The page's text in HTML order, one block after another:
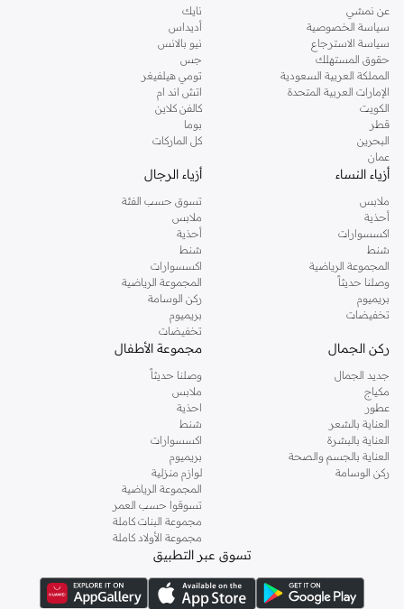
عن نمشي
سياسة الخصوصية
سياسة الاسترجاع
حقوق المستهلك
المملكة العربية السعودية
الإمارات العربية المتحدة
الكويت
قطر
البحرين
عمان
نايك
أديداس
نيو بالانس
جس
تومي هيلفيغر
اتش اند ام
كالفن كلاين
بوما
كل الماركات
أزياء النساء
ملابس
أحذية
اكسسوارات
شنط
المجموعة الرياضية
وصلنا حديثاً
بريميوم
تخفيضات
أزياء الرجال
تسوق حسب الفئة
ملابس
أحذية
شنط
اكسسوارات
المجموعة الرياضية
ركن الوسامة
بريميوم
تخفيضات
ركن الجمال
جديد الجمال
مكياج
عطور
العناية بالشعر
العناية بالبشرة
العناية بالجسم والصحة
ركن الوسامة
مجموعة الأطفال
وصلنا حديثاً
ملابس
احذية
شنط
اكسسوارات
بريميوم
لوازم منزلية
المجموعة الرياضية
تسوقوا حسب العمر
مجموعة البنات كاملة
مجموعة الأولاد كاملة
تسوق عبر التطبيق